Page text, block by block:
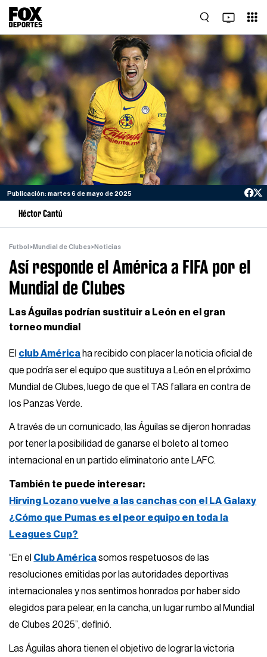
Publicación: martes 6 de mayo de 2025
Héctor Cantú
Futbol >Mundial de Clubes>Noticias
Así responde el América a FIFA por el
Mundial de Clubes
Las Águilas podrían sustituir a León en el gran
torneo mundial
El club América ha recibido con placer la noticia oficial de
que podría ser el equipo que sustituya a León en el próximo
Mundial de Clubes, luego de que el TAS fallara en contra de
los Panzas Verde.
A través de un comunicado, las Águilas se dijeron honradas
por tener la posibilidad de ganarse el boleto al torneo
internacional en un partido eliminatorio ante LAFC.
También te puede interesar:
Hirving Lozano vuelve a las canchas con el LA Galaxy
¿Cómo que Pumas es el peor equipo en toda la
Leagues Cup?
“En el Club Américasomos respetuosos de las
resoluciones emitidas por las autoridades deportivas
internacionales y nos sentimos honrados por haber sido
elegidos para pelear, en la cancha, un lugar rumbo al Mundial
de Clubes 2025”, definió.
Las Águilas ahora tienen el objetivo de lograr la victoria